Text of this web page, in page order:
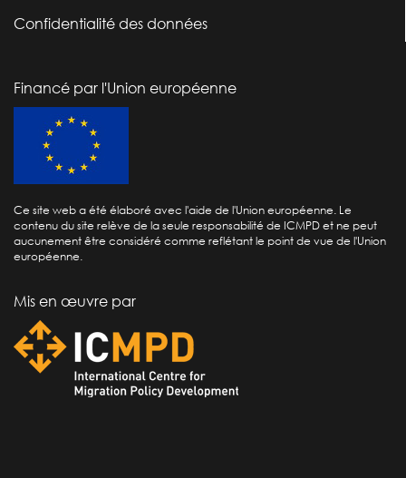
Confidentialité des données
Financé par l'Union européenne
Ce site web a été élaboré avec l'aide de l'Union européenne. Le
contenu du site relève de la seule responsabilité de ICMPD et ne peut
aucunement être considéré comme reflétant le point de vue de l'Union
européenne.
Mis en œuvre par